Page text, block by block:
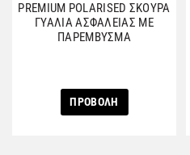
PREMIUM POLARISED ΣΚΟΥΡΑ
ΓΥΑΛΙΑ ΑΣΦΑΛΕΙΑΣ ΜΕ
ΠΑΡΕΜΒΥΣΜΑ
ΠΡΟΒΟΛΗ